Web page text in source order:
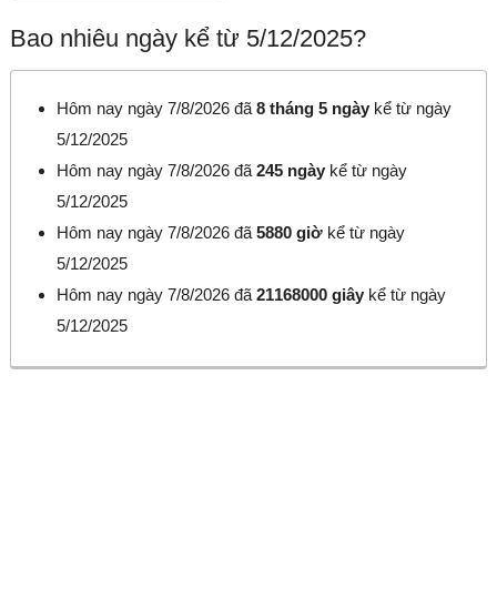
Bao nhiêu ngày kể từ 5/12/2025?
Hôm nay ngày 7/8/2026 đã8 tháng 5 ngày kể từ ngày
5/12/2025
Hôm nay ngày 7/8/2026 đã245 ngày kể từ ngày
5/12/2025
Hôm nay ngày 7/8/2026 đã5880 giờ kể từ ngày
5/12/2025
Hôm nay ngày 7/8/2026 đã21168000 giây kể từ ngày
5/12/2025